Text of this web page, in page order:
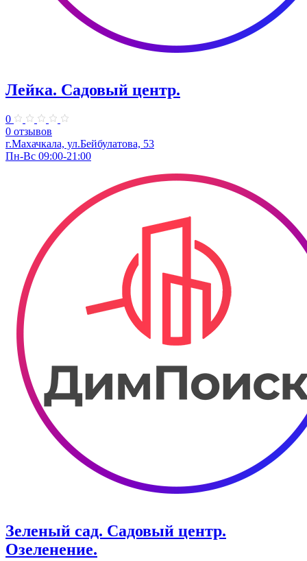
Лейка. Садовый центр.
0
0 отзывов
г.Махачкала, ул.Бейбулатова, 53
Пн-Вс 09:00-21:00
Зеленый сад. Садовый центр.
Озеленение.